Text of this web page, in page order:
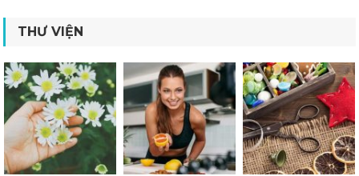
THƯ VIỆN